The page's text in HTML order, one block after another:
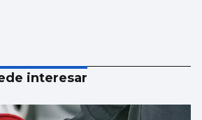
interesar